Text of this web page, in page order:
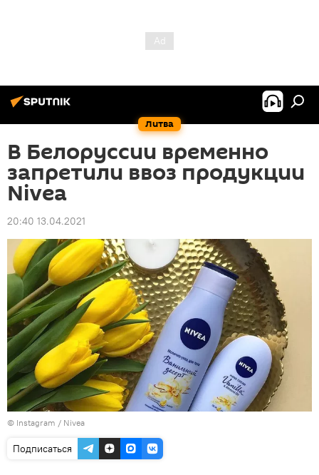
Литва
В Белоруссии временно
запретили ввоз продукции
Nivea
20:40 13.04.2021
© Instagram / Nivea
Подписаться